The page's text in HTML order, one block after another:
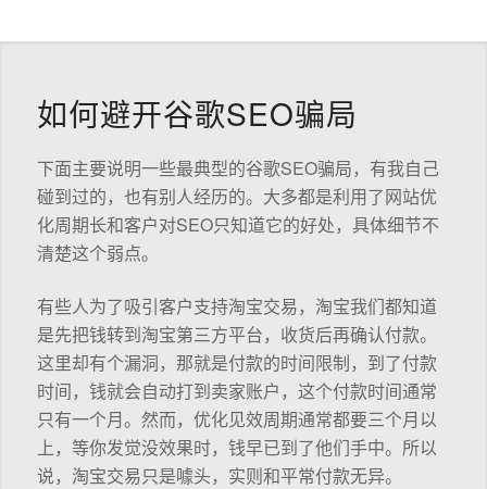
如何避开谷歌SEO骗局
下面主要说明一些最典型的谷歌SEO骗局，有我自己
碰到过的，也有别人经历的。大多都是利用了网站优
化周期长和客户对SEO只知道它的好处，具体细节不
清楚这个弱点。
有些人为了吸引客户支持淘宝交易，淘宝我们都知道
是先把钱转到淘宝第三方平台，收货后再确认付款。
这里却有个漏洞，那就是付款的时间限制，到了付款
时间，钱就会自动打到卖家账户，这个付款时间通常
只有一个月。然而，优化见效周期通常都要三个月以
上，等你发觉没效果时，钱早已到了他们手中。所以
说，淘宝交易只是噱头，实则和平常付款无异。